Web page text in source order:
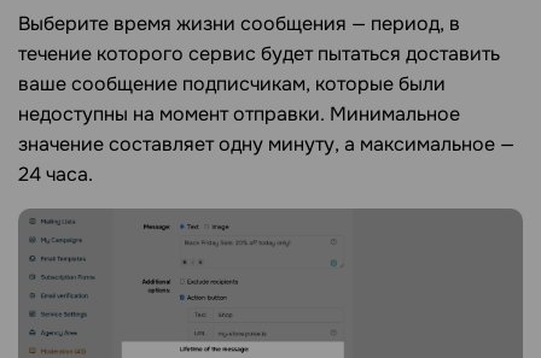
Выберите время жизни сообщения — период, в
течение которого сервис будет пытаться доставить
ваше сообщение подписчикам, которые были
недоступны на момент отправки. Минимальное
значение составляет одну минуту, а максимальное —
24 часа.